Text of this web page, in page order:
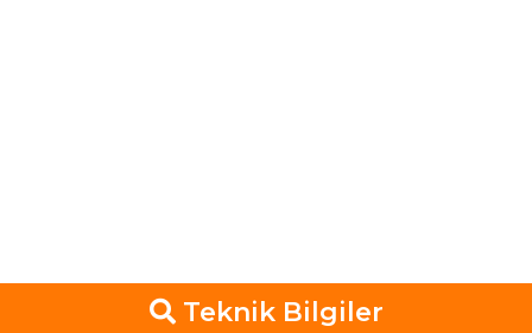
Teknik Bilgiler